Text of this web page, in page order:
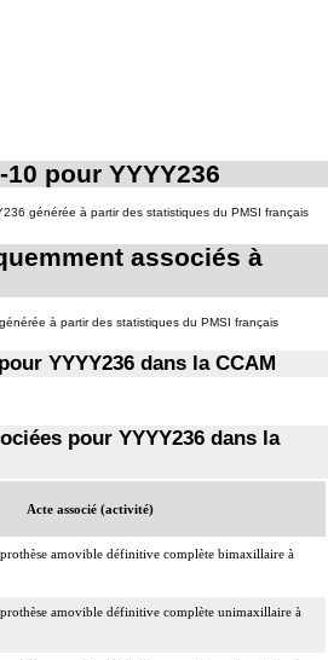
pour YYYY236
générée à partir des statistiques du PMSI français
associés à
à partir des statistiques du PMSI français
YYYY236 dans la CCAM
pour YYYY236 dans la
Acte associé (activité)
amovible définitive complète bimaxillaire à
amovible définitive complète unimaxillaire à